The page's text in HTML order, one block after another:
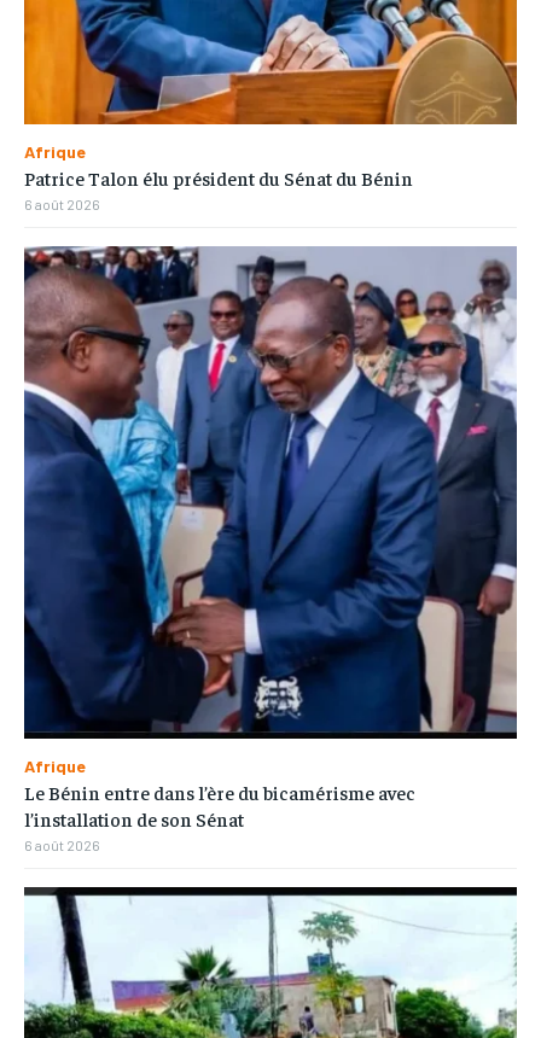
Afrique
Patrice Talon élu président du Sénat du Bénin
6 août 2026
Afrique
Le Bénin entre dans l’ère du bicamérisme avec
l’installation de son Sénat
6 août 2026